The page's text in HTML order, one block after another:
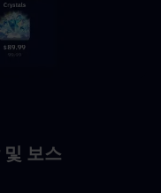
및 보스